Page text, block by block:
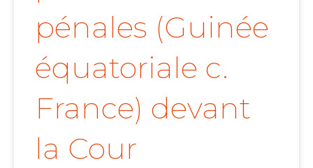
pénales (Guinée
équatoriale c.
France) devant
la Cour